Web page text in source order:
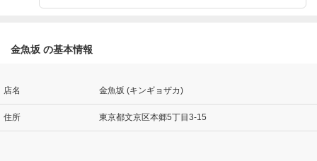
金魚坂 の基本情報
店名 金魚坂 (キンギョザカ)
住所 東京都文京区本郷5丁目3-15